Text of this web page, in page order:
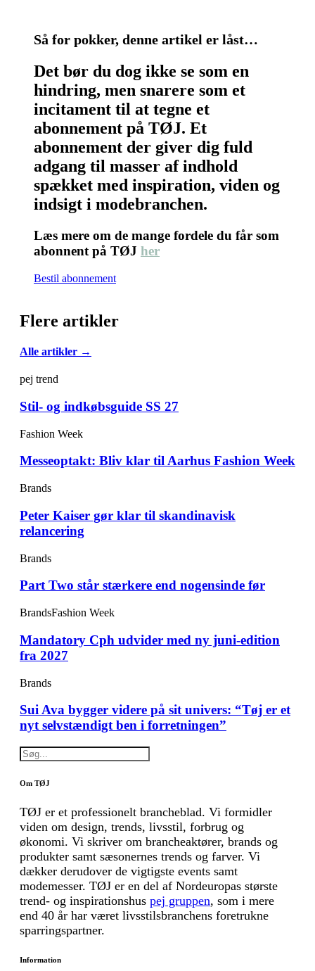
Så for pokker, denne artikel er låst…
Det bør du dog ikke se som en
hindring, men snarere som et
incitament til at tegne et
abonnement på TØJ. Et
abonnement der giver dig fuld
adgang til masser af indhold
spækket med inspiration, viden og
indsigt i modebranchen.
Læs mere om de mange fordele du får som
abonnent på TØJ her
Bestil abonnement
Flere artikler
Alle artikler →
pej trend
Stil- og indkøbsguide SS 27
Fashion Week
Messeoptakt: Bliv klar til Aarhus Fashion Week
Brands
Peter Kaiser gør klar til skandinavisk
relancering
Brands
Part Two står stærkere end nogensinde før
BrandsFashion Week
Mandatory Cph udvider med ny juni-edition
fra 2027
Brands
Sui Ava bygger videre på sit univers: “Tøj er et
nyt selvstændigt ben i forretningen”
Om TØJ
TØJ er et professionelt brancheblad. Vi formidler
viden om design, trends, livsstil, forbrug og
økonomi. Vi skriver om brancheaktører, brands og
produkter samt sæsonernes trends og farver. Vi
dækker derudover de vigtigste events samt
modemesser. TØJ er en del af Nordeuropas største
trend- og inspirationshus pej gruppen, som i mere
end 40 år har været livsstilsbranchens foretrukne
sparringspartner.
Information